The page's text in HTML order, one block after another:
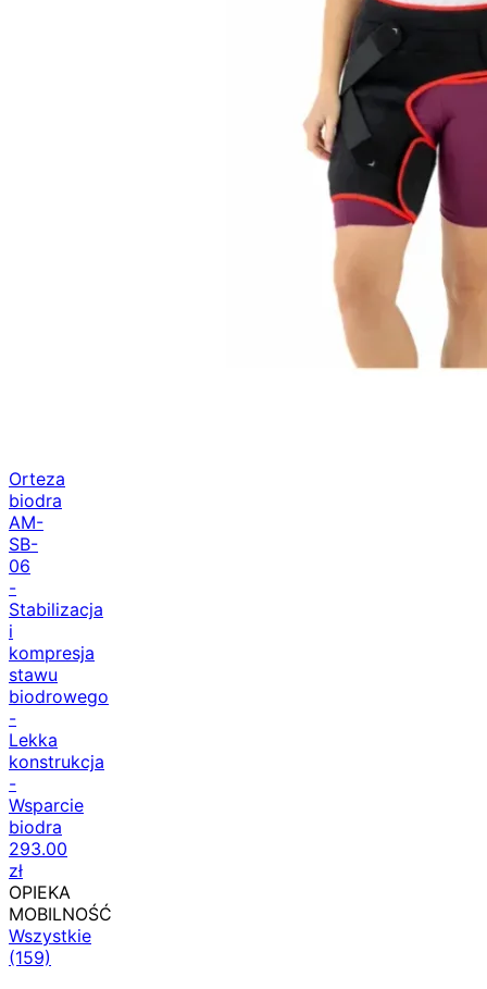
Orteza
biodra
AM-
SB-
06
-
Stabilizacja
i
kompresja
stawu
biodrowego
-
Lekka
konstrukcja
-
Wsparcie
biodra
293.00
zł
OPIEKA
MOBILNOŚĆ
Wszystkie
(159)